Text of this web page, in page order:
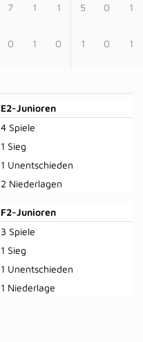
7 1 1 5 0 1
0 1 0 1 0 1
E2-Junioren
4 Spiele
1 Sieg
1 Unentschieden
2 Niederlagen
F2-Junioren
3 Spiele
1 Sieg
1 Unentschieden
1 Niederlage